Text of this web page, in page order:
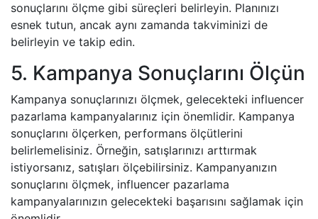
sonuçlarını ölçme gibi süreçleri belirleyin. Planınızı
esnek tutun, ancak aynı zamanda takviminizi de
belirleyin ve takip edin.
5. Kampanya Sonuçlarını Ölçün
Kampanya sonuçlarınızı ölçmek, gelecekteki influencer
pazarlama kampanyalarınız için önemlidir. Kampanya
sonuçlarını ölçerken, performans ölçütlerini
belirlemelisiniz. Örneğin, satışlarınızı arttırmak
istiyorsanız, satışları ölçebilirsiniz. Kampanyanızın
sonuçlarını ölçmek, influencer pazarlama
kampanyalarınızın gelecekteki başarısını sağlamak için